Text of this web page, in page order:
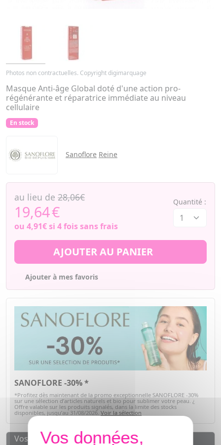
Photos non contractuelles. Copyright digimarquage
Masque Anti-âge Global doté d'une action pro-
régénérante et réparatrice immédiate au niveau
cellulaire
En stock
Sanoflore Reine
au lieu de 28,06€
19,64€
ou 4,91€si 4 fois sans frais
Quantité :
AJOUTER AU PANIER
Ajouter à mes favoris
SANOFLORE -30% *
*Profitez dès maintenant de la promo exceptionnelle SANOFLORE -30%
sur une sélection d’articles naturels et bio pour sublimer votre peau. ¿
Offre valable sur les produits signalés, dans la limite des stocks
disponibles, jusqu’au 31/08/2026. Voir la sélection
Vos avantages